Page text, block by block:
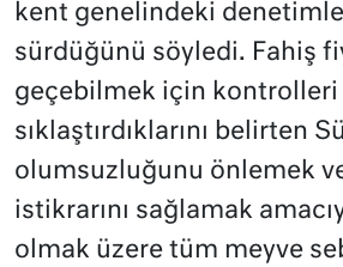
kent genelindeki
sürdüğünü söyledi. Fahiş
geçebilmek için kontrolleri
sıklaştırdıklarını belirten
olumsuzluğunu önlemek
istikrarını sağlamak
olmak üzere tüm meyve